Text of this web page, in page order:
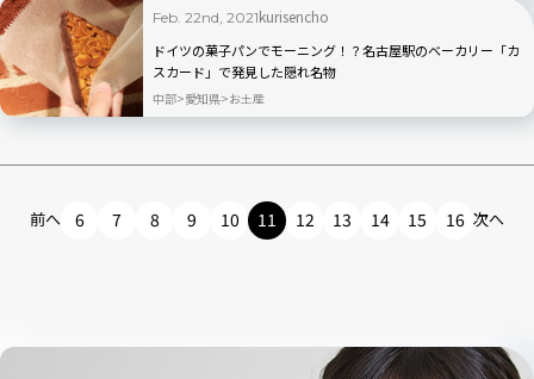
Feb. 22nd, 2021kurisencho
ドイツの菓子パンでモーニング！？名古屋駅のベーカリー「カ
スカード」で発見した隠れ名物
中部 愛知県 お土産
前へ 6 7 8 9 10 11 12 13 14 15 16 次へ